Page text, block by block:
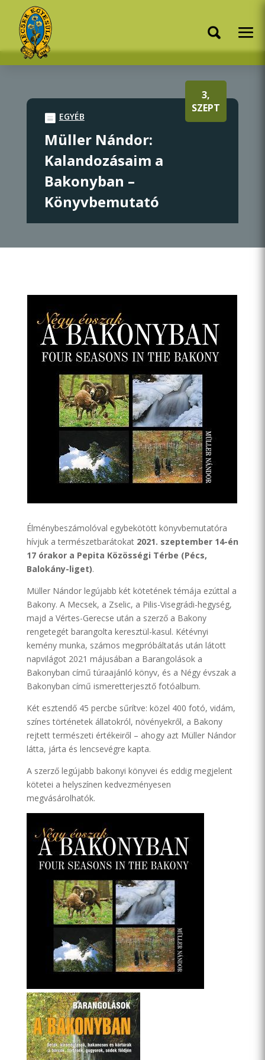
3,
SZEPT
EGYÉB
Müller Nándor:
Kalandozásaim a
Bakonyban –
Könyvbemutató
Élménybeszámolóval egybekötött könyvbemutatóra
hívjuk a természetbarátokat 2021. szeptember 14-én
17 órakor a Pepita Közösségi Térbe (Pécs,
Balokány-liget).
Müller Nándor legújabb két kötetének témája ezúttal a
Bakony. A Mecsek, a Zselic, a Pilis-Visegrádi-hegység,
majd a Vértes-Gerecse után a szerző a Bakony
rengetegét barangolta keresztül-kasul. Kétévnyi
kemény munka, számos megpróbáltatás után látott
napvilágot 2021 májusában a Barangolások a
Bakonyban című túraajánló könyv, és a Négy évszak a
Bakonyban című ismeretterjesztő fotóalbum.
Két esztendő 45 percbe sűrítve: közel 400 fotó, vidám,
színes történetek állatokról, növényekről, a Bakony
rejtett természeti értékeiről – ahogy azt Müller Nándor
látta, járta és lencsevégre kapta.
A szerző legújabb bakonyi könyvei és eddig megjelent
kötetei a helyszínen kedvezményesen
megvásárolhatók.